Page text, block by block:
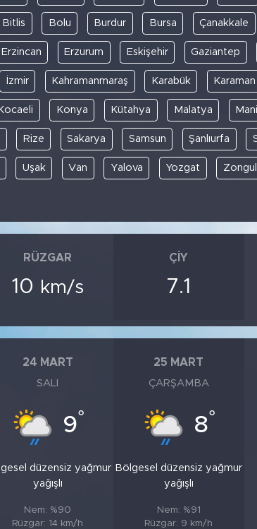
Bitlis Bolu Burdur Bursa Çanakkale
Erzincan Erzurum Eskişehir Gaziantep
İzmir Kahramanmaraş Karabük Karaman
Kocaeli Konya Kütahya Malatya
Rize Sakarya Samsun Şanlıurfa
Uşak Van Yalova Yozgat
RÜZGAR
10 km/s
ÇIY
7.1
24 MART
SALI
9°
düzensiz yağmur
yağışlı
Nem: %90
Rüzgar: 14 km/h
25 MART
ÇARŞAMBA
8°
Bölgesel düzensiz yağmur
yağışlı
Nem: %91
Rüzgar: 9 km/h